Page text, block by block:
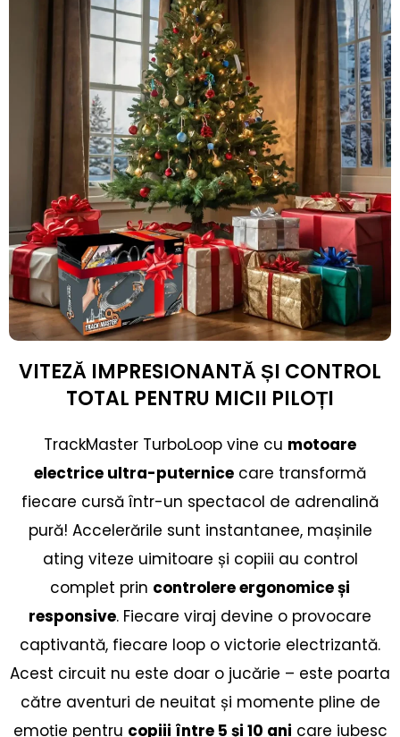
VITEZĂ IMPRESIONANTĂ ȘI CONTROL
TOTAL PENTRU MICII PILOȚI
TrackMaster TurboLoop vine cu motoare
electrice ultra-puternice care transformă
fiecare cursă într-un spectacol de adrenalină
pură! Accelerările sunt instantanee, mașinile
ating viteze uimitoare și copiii au control
complet prin controlere ergonomice și
responsive. Fiecare viraj devine o provocare
captivantă, fiecare loop o victorie electrizantă.
Acest circuit nu este doar o jucărie – este poarta
către aventuri de neuitat și momente pline de
emoție pentru copiii între 5 și 10 ani care iubesc